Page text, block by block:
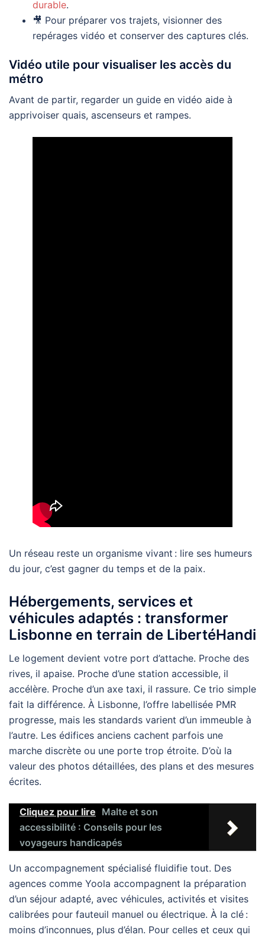
durable.
🎥 Pour préparer vos trajets, visionner des
repérages vidéo et conserver des captures clés.
Vidéo utile pour visualiser les accès du
métro
Avant de partir, regarder un guide en vidéo aide à
apprivoiser quais, ascenseurs et rampes.
Un réseau reste un organisme vivant : lire ses humeurs
du jour, c’est gagner du temps et de la paix.
Hébergements, services et
véhicules adaptés : transformer
Lisbonne en terrain de LibertéHandi
Le logement devient votre port d’attache. Proche des
rives, il apaise. Proche d’une station accessible, il
accélère. Proche d’un axe taxi, il rassure. Ce trio simple
fait la différence. À Lisbonne, l’offre labellisée PMR
progresse, mais les standards varient d’un immeuble à
l’autre. Les édifices anciens cachent parfois une
marche discrète ou une porte trop étroite. D’où la
valeur des photos détaillées, des plans et des mesures
écrites.
Cliquez pour lire Malte et son
accessibilité : Conseils pour les
voyageurs handicapés
Un accompagnement spécialisé fluidifie tout. Des
agences comme Yoola accompagnent la préparation
d’un séjour adapté, avec véhicules, activités et visites
calibrées pour fauteuil manuel ou électrique. À la clé :
moins d’inconnues, plus d’élan. Pour celles et ceux qui